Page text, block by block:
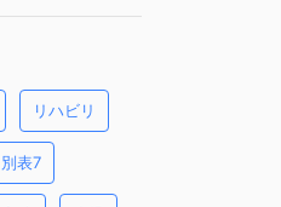
リハビリ
別表7